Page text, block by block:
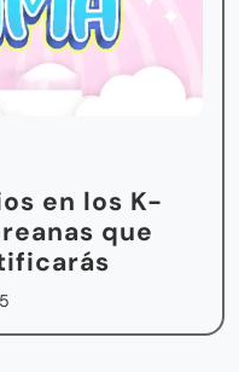
en los K-
que